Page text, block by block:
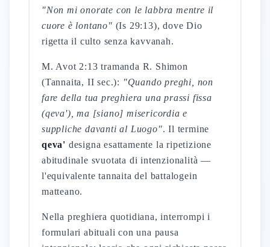
"Non mi onorate con le labbra mentre il
cuore è lontano" (Is 29:13), dove Dio
rigetta il culto senza kavvanah.
M. Avot 2:13 tramanda R. Shimon
(Tannaita, II sec.): "Quando preghi, non
fare della tua preghiera una prassi fissa
(qeva'), ma [siano] misericordia e
suppliche davanti al Luogo". Il termine
qeva' designa esattamente la ripetizione
abitudinale svuotata di intenzionalità —
l'equivalente tannaita del battalogein
matteano.
Nella preghiera quotidiana, interrompi i
formulari abituali con una pausa